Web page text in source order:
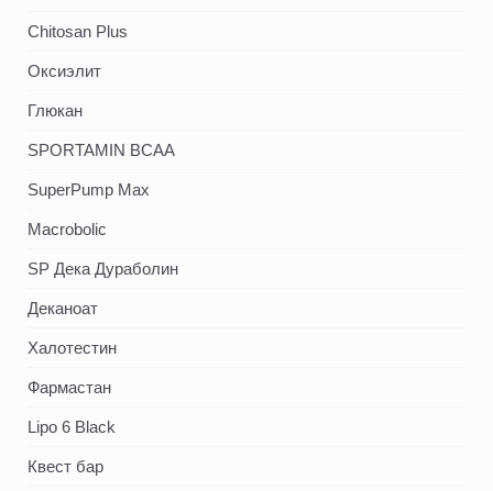
Chitosan Plus
Оксиэлит
Глюкан
SPORTAMIN ВСАА
SuperPump Max
Macrobolic
SP Дека Дураболин
Деканоат
Халотестин
Фармастан
Lipo 6 Black
Квест бар